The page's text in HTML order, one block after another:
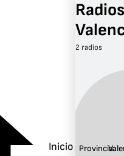
Inicio
2 radios
Provincia: